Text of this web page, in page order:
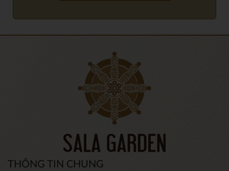
THÔNG TIN CHUNG